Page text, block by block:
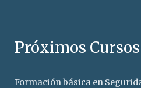
Próximos Cursos
Formación básica en